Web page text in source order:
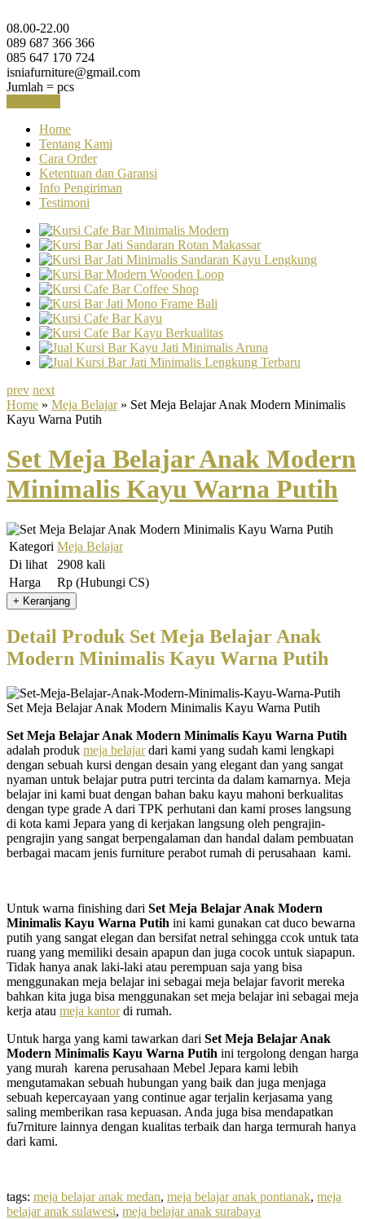
08.00-22.00
089 687 366 366
085 647 170 724
isniafurniture@gmail.com
Jumlah = pcs
Home
Tentang Kami
Cara Order
Ketentuan dan Garansi
Info Pengiriman
Testimoni
prev next
Home » Meja Belajar» Set Meja Belajar Anak Modern Minimalis
Kayu Warna Putih
Set Meja Belajar Anak Modern
Minimalis Kayu Warna Putih
Kategori Meja Belajar
Di lihat
2908 kali
Harga
Rp (Hubungi CS)
Detail Produk Set Meja Belajar Anak
Modern Minimalis Kayu Warna Putih
Set Meja Belajar Anak Modern Minimalis Kayu Warna Putih
adalah produk meja belajardari kami yang sudah kami lengkapi
dengan sebuah kursi dengan desain yang elegant dan yang sangat
nyaman untuk belajar putra putri tercinta da dalam kamarnya. Meja
belajar ini kami buat dengan bahan baku kayu mahoni berkualitas
dengan type grade A dari TPK perhutani dan kami proses langsung
di kota kami Jepara yang di kerjakan langsung oleh pengrajin-
pengrajin yang sangat berpengalaman dan handal dalam pembuatan
berbagai macam jenis furniture perabot rumah di perusahaan kami.
Untuk warna finishing dari Set Meja Belajar Anak Modern
Minimalis Kayu Warna Putih ini kami gunakan cat duco bewarna
putih yang sangat elegan dan bersifat netral sehingga ccok untuk tata
ruang yang memiliki desain apapun dan juga cocok untuk siapapun.
Tidak hanya anak laki-laki atau perempuan saja yang bisa
menggunakan meja belajar ini sebagai meja belajar favorit mereka
bahkan kita juga bisa menggunakan set meja belajar ini sebagai meja
kerja atau meja kantordi rumah.
Untuk harga yang kami tawarkan dari Set Meja Belajar Anak
Modern Minimalis Kayu Warna Putih ini tergolong dengan harga
yang murah karena perusahaan Mebel Jepara kami lebih
mengutamakan sebuah hubungan yang baik dan juga menjaga
sebuah kepercayaan yang continue agar terjalin kerjasama yang
saling memberikan rasa kepuasan. Anda juga bisa mendapatkan
fu7rniture lainnya dengan kualitas terbaik dan harga termurah hanya
dari kami.
tags: meja belajar anak medan, meja belajar anak pontianak, meja
belajar anak sulawesi, meja belajar anak surabaya